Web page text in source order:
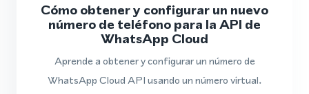
Cómo obtener y configurar un nuevo
número de teléfono para la API de
WhatsApp Cloud
Aprende a obtener y configurar un número de
WhatsApp Cloud API usando un número virtual.